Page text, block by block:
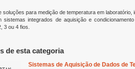
soluções para medição de temperatura em
sistemas integrados de aquisição e
3 ou 4 fios.
de esta categoria
Sistemas de Aquisição de Dados de